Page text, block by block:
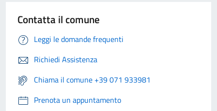
Contatta il comune
Leggi le domande frequenti
Richiedi Assistenza
Chiama il comune +39 071 933981
Prenota un appuntamento